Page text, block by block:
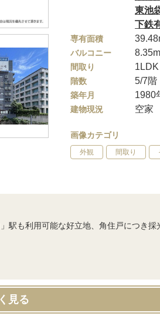
東池
下鉄
専有面積
バルコニー
間取り 1LDK
階数 5/7階
築年月 1980
建物現況 空家
画像カテゴリ
外観 間取り
駅も利用可能な好立地、角住戸につき採
見る